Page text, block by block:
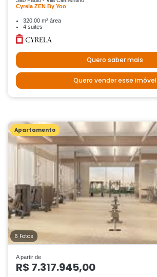
Cyrela ZEN By Yoo
320.00 m² área
4 suites
Quero saber mais
Quero vender esse imóvel
Apartamento
6 Fotos
A partir de
R$ 7.317.945,00